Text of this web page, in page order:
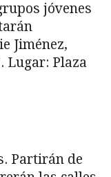
jóvenes
Jiménez,
Lugar: Plaza
Partirán de